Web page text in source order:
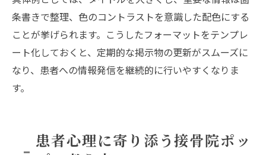
条書きで整理、色のコントラストを意識した配色にする
ことが挙げられます。こうしたフォーマットをテンプレ
ート化しておくと、定期的な掲示物の更新がスムーズに
なり、患者への情報発信を継続的に行いやすくなりま
す。
患者心理に寄り添う接骨院ポッ